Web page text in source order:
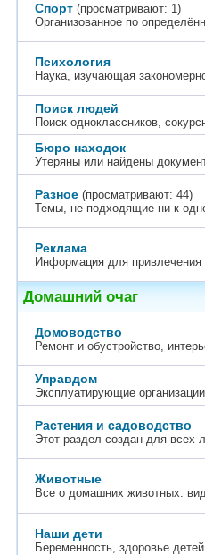
Спорт (просматривают: 1)
Организованное по
Психология
Наука, изучающая
Поиск людей
Поиск одноклассников,
Бюро находок
Утеряны или найдены
Разное (просматривают: 44)
Темы, не подходящие ни к
Реклама
Информация для привлечения
Домашний очаг
Домоводство
Ремонт и обустройство,
Управдом
Эксплуатирующие
Растения и садоводство
Этот раздел создан для всех
Животные
Все о домашних животных:
Наши дети
Беременность, здоровье